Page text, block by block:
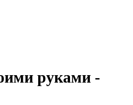
руками -